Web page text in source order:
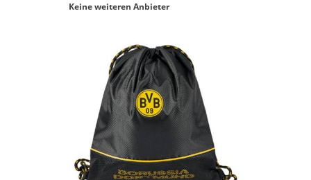
Keine weiteren Anbieter